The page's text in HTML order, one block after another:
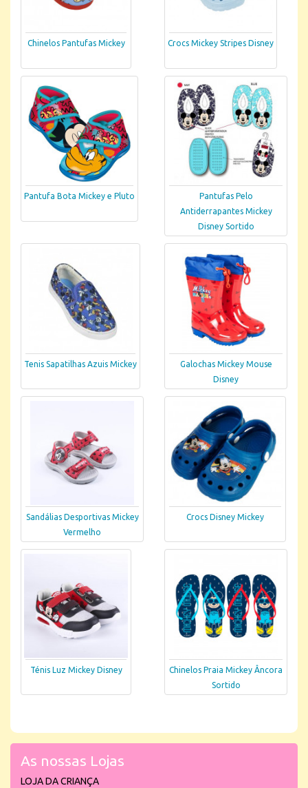
Chinelos Pantufas Mickey Crocs Mickey Stripes Disney
Pantufa Bota Mickey e Pluto
Pantufas Pelo
Antiderrapantes Mickey
Disney Sortido
Tenis Sapatilhas Azuis Mickey
Galochas Mickey Mouse
Disney
Sandálias Desportivas Mickey
Vermelho
Crocs Disney Mickey
Ténis Luz Mickey Disney
Chinelos Praia Mickey Âncora
Sortido
As nossas Lojas
LOJA DA CRIANÇA